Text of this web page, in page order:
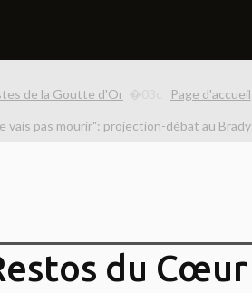
de la Goutte d'Or Page d'accueil
vais pas mourir": projection-débat au Brady
du Cœur